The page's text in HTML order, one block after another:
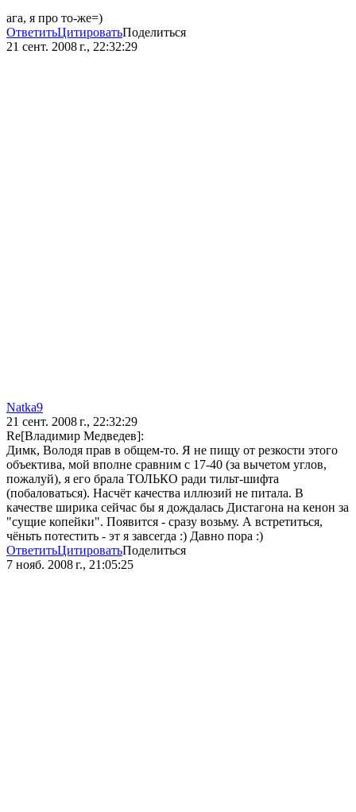
ага, я про то-же=)
ОтветитьЦитироватьПоделиться
21 сент. 2008 г., 22:32:29
Natka9
21 сент. 2008 г., 22:32:29
Re[Владимир Медведев]:
Димк, Володя прав в общем-то. Я не пищу от резкости этого
объектива, мой вполне сравним с 17-40 (за вычетом углов,
пожалуй), я его брала ТОЛЬКО ради тильт-шифта
(побаловаться). Насчёт качества иллюзий не питала. В
качестве ширика сейчас бы я дождалась Дистагона на кенон за
"сущие копейки". Появится - сразу возьму. А встретиться,
чёньть потестить - эт я завсегда :) Давно пора :)
ОтветитьЦитироватьПоделиться
7 нояб. 2008 г., 21:05:25